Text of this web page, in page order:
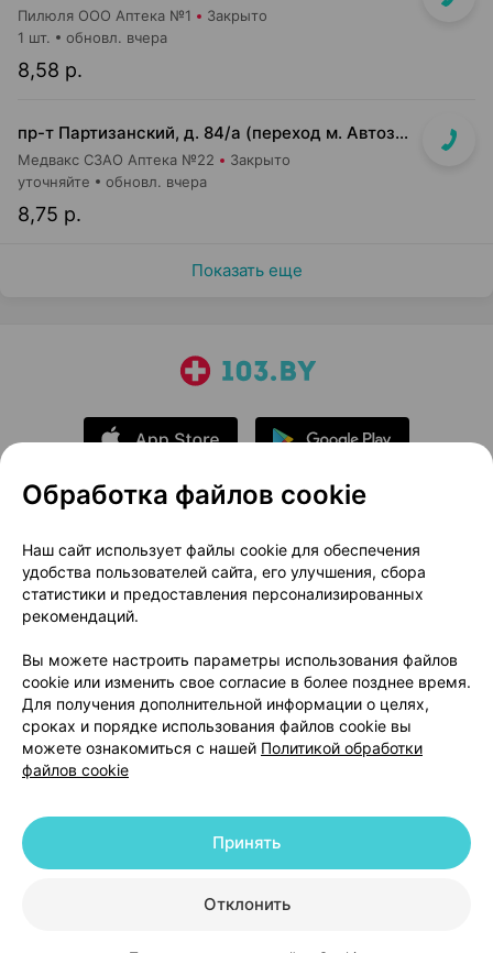
Пилюля ООО Аптека №1 Закрыто
8,58 р.
1 шт. обновл. вчера
пр-т Партизанский, д. 84/а (переход м. Автозаводская, выход в сторону ул. Кабушкина)
Медвакс СЗАО Аптека №22 Закрыто
8,75 р.
уточняйте обновл. вчера
Показать еще
О проекте
Новости проекта
Размещение рекламы
Медицинский маркетинг
Публичный договор
Доставка
Способы оплаты
Вакансии
Партнеры
Написать руководителю 103.by
Написать в поддержку
Персональные настройки Cookie
© 2026 ООО «Артокс Лаб», УНП 191700409 | 220012, Республика Беларусь,
+375 291212755
Обработка файлов cookie
Наш сайт использует файлы cookie для обеспечения
удобства пользователей сайта, его улучшения, сбора
статистики и предоставления персонализированных
рекомендаций.
Вы можете настроить параметры использования файлов
cookie или изменить свое согласие в более позднее время.
Для получения дополнительной информации о целях,
сроках и порядке использования файлов cookie вы
можете ознакомиться с нашей Политикой обработки
файлов cookie
Отклонить
Принять